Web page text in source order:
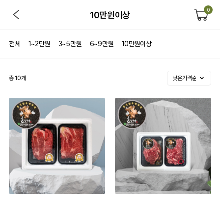
10만원이상 0
전체 1~2만원 3~5만원 6~9만원 10만원이상
총 10개